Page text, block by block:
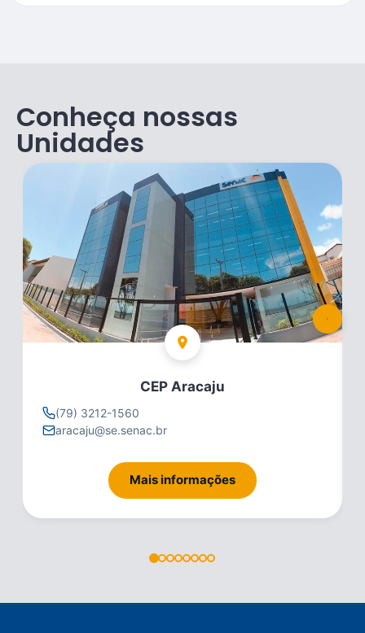
Conheça nossas
Unidades
CEP Aracaju
(79) 3212-1560
aracaju@se.senac.br
Mais informações